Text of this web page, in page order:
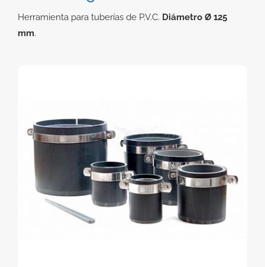
Contacto
Herramienta para tuberías de P.V.C. Diámetro Ø 125
mm.